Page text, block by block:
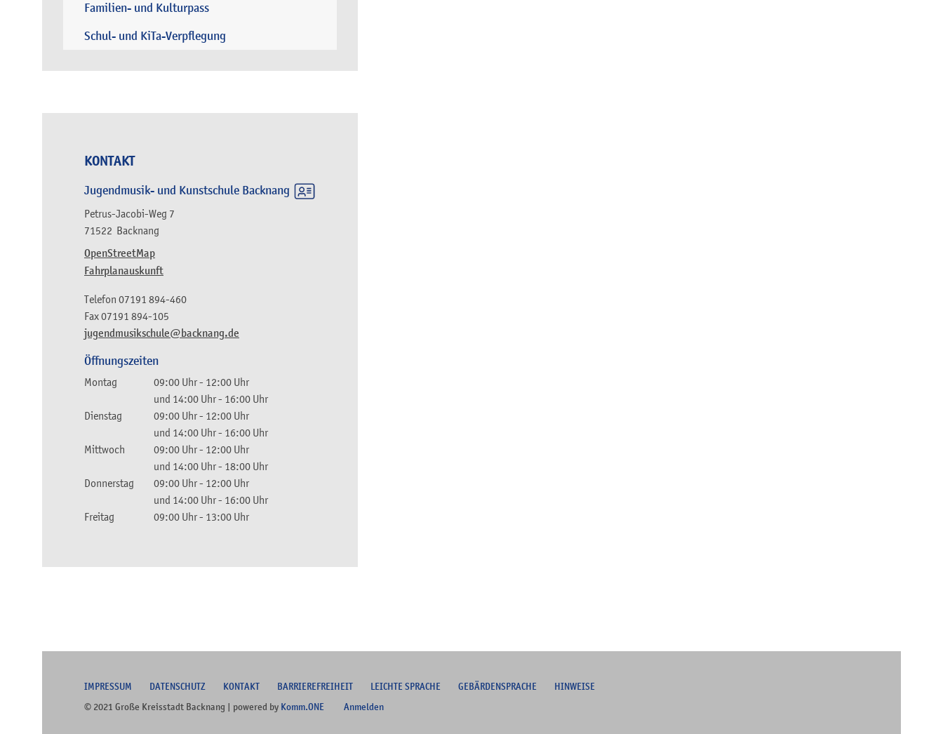
Familien- und Kulturpass
Schul- und KiTa-Verpflegung
KONTAKT
Jugendmusik- und Kunstschule Backnang
Petrus-Jacobi-Weg 7
71522 Backnang
OpenStreetMap
Fahrplanauskunft
jugendmusikschule@backnang.de
Telefon 07191 894-460
Fax07191 894-105
Öffnungszeiten
Montag 09:00 Uhr- 12:00 Uhr
und 14:00 Uhr- 16:00 Uhr
Dienstag
09:00 Uhr- 12:00 Uhr
und 14:00 Uhr- 16:00 Uhr
Mittwoch
09:00 Uhr- 12:00 Uhr
und 14:00 Uhr- 18:00 Uhr
Donnerstag
09:00 Uhr- 12:00 Uhr
und 14:00 Uhr- 16:00 Uhr
Freitag
09:00 Uhr- 13:00 Uhr
IMPRESSUM DATENSCHUTZ KONTAKT BARRIEREFREIHEIT LEICHTE SPRACHE GEBÄRDENSPRACHE
HINWEISE
© 2021 Große Kreisstadt Backnang | powered by Komm.ONE Anmelden